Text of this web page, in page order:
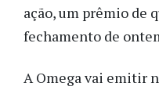
ação, um prêmio de
fechamento de
A Omega vai emitir